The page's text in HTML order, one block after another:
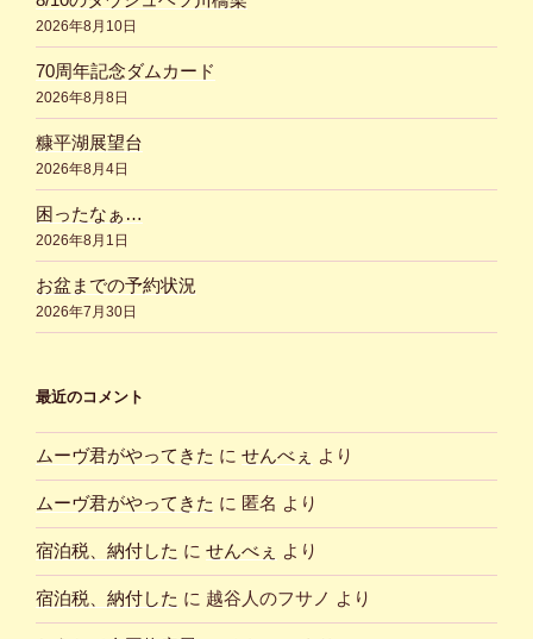
2026年8月10日
70周年記念ダムカード
2026年8月8日
糠平湖展望台
2026年8月4日
困ったなぁ…
2026年8月1日
お盆までの予約状況
2026年7月30日
最近のコメント
ムーヴ君がやってきた に せんべぇ より
ムーヴ君がやってきた に 匿名 より
宿泊税、納付した に せんべぇ より
宿泊税、納付した に 越谷人のフサノ より